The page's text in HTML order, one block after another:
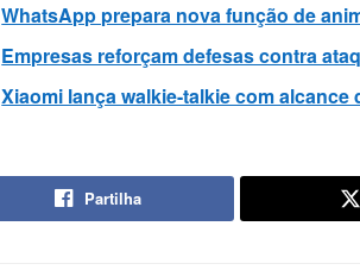
WhatsApp prepara nova função de
Empresas reforçam defesas contra
Xiaomi lança walkie-talkie com alcance
Partilha